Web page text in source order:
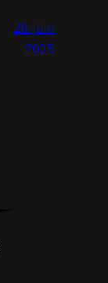
26 juin
2025